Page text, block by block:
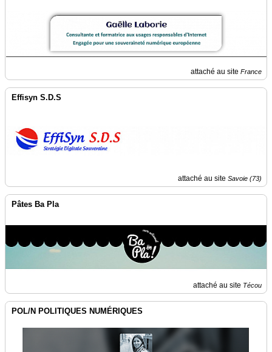
attaché au site France
Effisyn S.D.S
attaché au site Savoie (73)
Pâtes Ba Pla
attaché au site Técou
POL/N POLITIQUES NUMÉRIQUES